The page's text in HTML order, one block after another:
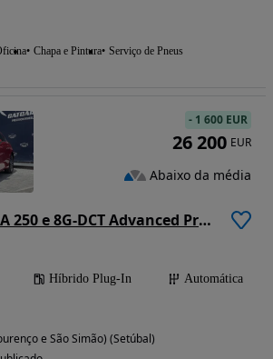
Chapa e Pintura Serviço de Pneus
Mercedes-Benz A 250 e 8G-DCT Advanced Progressive
Híbrido Plug-In
Automática
e São Simão) (Setúbal)
- 1 600 EUR
26 200 EUR
Abaixo da média